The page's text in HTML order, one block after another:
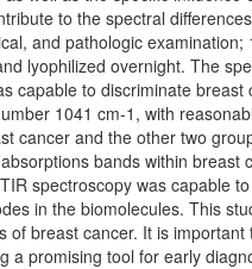
to the spectral
and pathologic
lyophilized overnight. The
capable to discriminate
1041 cm-1, with
cancer and the other two
bands within
spectroscopy was capable
in the biomolecules. This
breast cancer. It is
promising tool for early